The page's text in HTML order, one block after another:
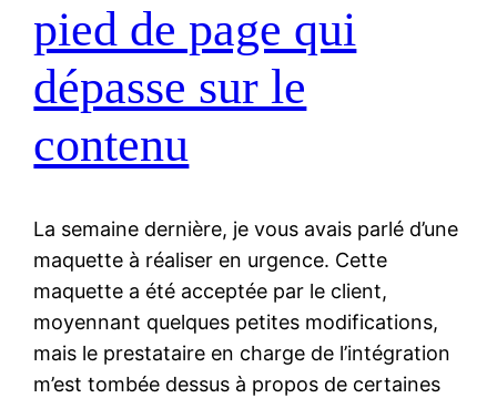
pied de page qui
dépasse sur le
contenu
La semaine dernière, je vous avais parlé d’une
maquette à réaliser en urgence. Cette
maquette a été acceptée par le client,
moyennant quelques petites modifications,
mais le prestataire en charge de l’intégration
m’est tombée dessus à propos de certaines